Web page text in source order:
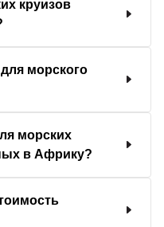
круизов
морского
морских
в Африку?